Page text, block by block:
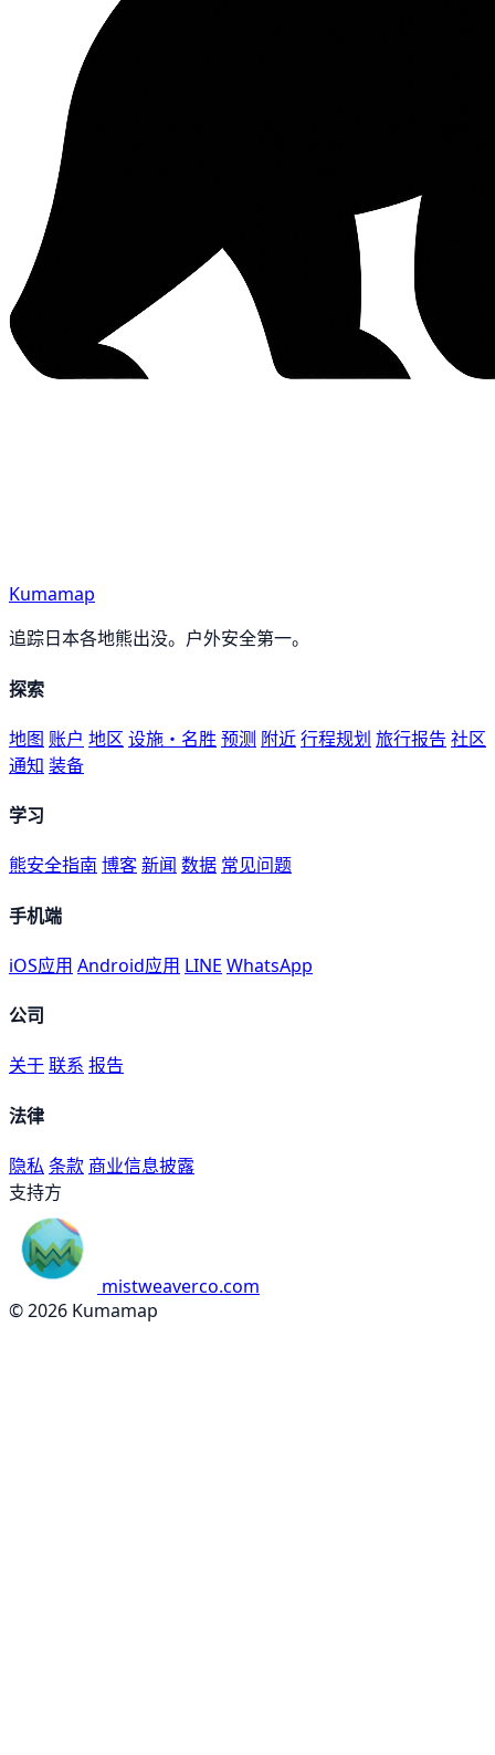
Kumamap
追踪日本各地熊出没。户外安全第一。
探索
地图 账户 地区 设施・名胜 预测 附近行程规划 旅行报告 社区
通知 装备
学习
熊安全指南 博客新闻 数据 常见问题
手机端
iOS应用 Android应用 LINE WhatsApp
公司
关于联系 报告
法律
隐私 条款 商业信息披露
支持方
mistweaverco.com
© 2026 Kumamap